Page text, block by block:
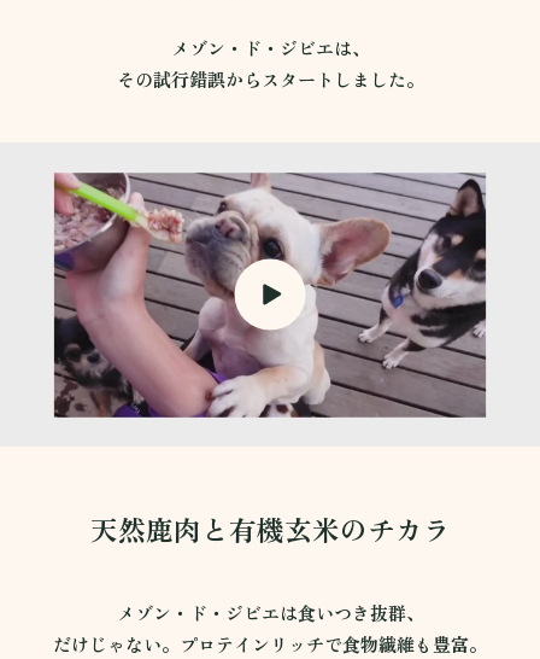
メゾン・ド・ジビエは、
その試行錯誤からスタートしました。
天然鹿肉と有機玄米のチカラ
メゾン・ド・ジビエは食いつき抜群、
だけじゃない。プロテインリッチで食物繊維も豊富。